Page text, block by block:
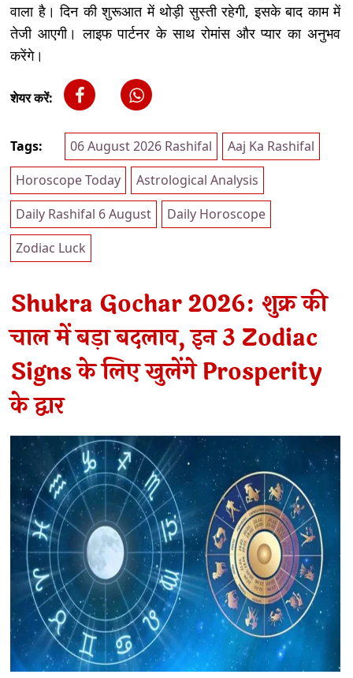
वाला है। दिन की शुरूआत में थोड़ी सुस्ती रहेगी, इसके बाद काम में
तेजी आएगी। लाइफ पार्टनर के साथ रोमांस और प्यार का अनुभव
करेंगे।
शेयर करें:
Tags: 06 August 2026 Rashifal
Aaj Ka Rashifal
Horoscope Today
Astrological Analysis
Daily Rashifal 6 August
Daily Horoscope
Zodiac Luck
Shukra Gochar 2026: शुक्र की
चाल में बड़ा बदलाव, इन 3 Zodiac
Signs के लिए खुलेंगे Prosperity
के द्वार